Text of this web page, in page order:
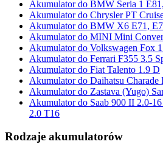
Akumulator do BMW Seria 1
Akumulator do Chrysler PT
Akumulator do BMW X6 E71,
Akumulator do MINI Mini
Akumulator do Volkswagen Fox
Akumulator do Ferrari F355 3.5
Akumulator do Fiat Talento 1.9 D
Akumulator do Daihatsu
Akumulator do Zastava (Yugo)
Akumulator do Saab 900 II 2.0-
2.0 T16
Rodzaje akumulatorów